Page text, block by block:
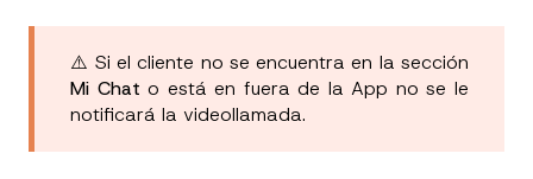
⚠️ Si el cliente no se encuentra en la sección
Mi Chat o está en fuera de la App no se le
notificará la videollamada.